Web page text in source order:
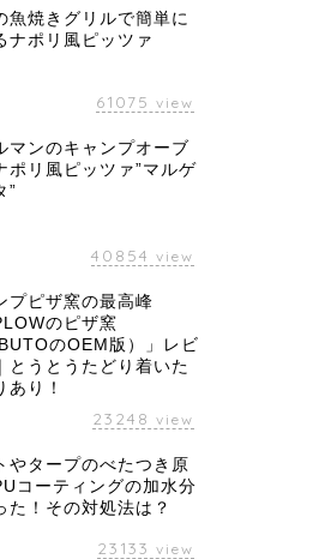
魚焼きグリルで簡単に
ナポリ風ピッツァ
61075 view
マンのキャンプオーブ
ポリ風ピッツァ”マルゲ
”
40854 view
プピザ窯の最高峰
のピザ窯
のOEM版）」レビ
とうとうたどり着いた
あり！
23248 view
やタープのべたつき原
コーティングの加水分
た！その対処法は？
23133 view